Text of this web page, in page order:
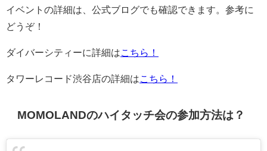
イベントの詳細は、公式ブログでも確認できます。参考に
どうぞ！
ダイバーシティーに詳細は こちら！
タワーレコード渋谷店の詳細は こちら！
MOMOLANDのハイタッチ会の参加方法は？